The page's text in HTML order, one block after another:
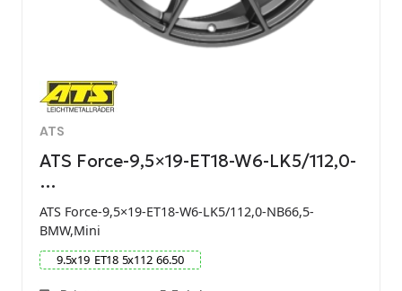
ATS
ATS Force-9,5×19-ET18-W6-LK5/112,0-
…
ATS Force-9,5×19-ET18-W6-LK5/112,0-NB66,5-
BMW,Mini
9.5x19 ET18 5x112 66.50